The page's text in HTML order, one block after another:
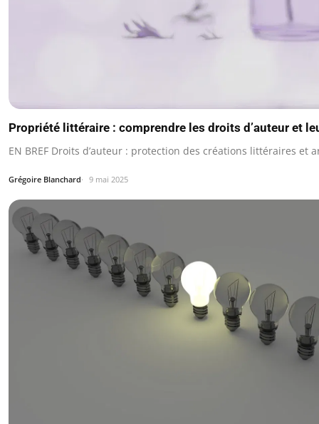
Propriété littéraire : comprendre les droits d’auteur et
EN BREF Droits d’auteur : protection des créations littéraires et
Grégoire Blanchard 9 mai 2025